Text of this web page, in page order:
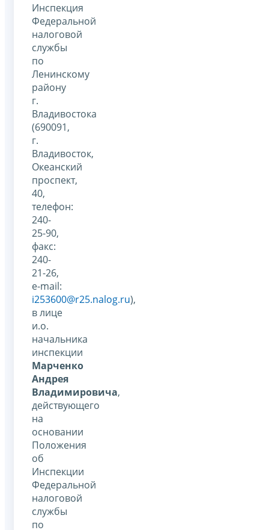
Инспекция
Федеральной
налоговой
службы
по
Ленинскому
району
г.
Владивостока
(690091,
г.
Владивосток,
Океанский
проспект,
40,
телефон:
240-
25-90,
факс:
240-
21-26,
e-mail:
i253600@r25.nalog.ru),
в лице
и.о.
начальника
инспекции
Марченко
Андрея
Владимировича,
действующего
на
основании
Положения
об
Инспекции
Федеральной
налоговой
службы
по